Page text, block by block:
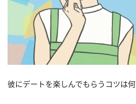
彼にデートを楽しんでもらうコツは